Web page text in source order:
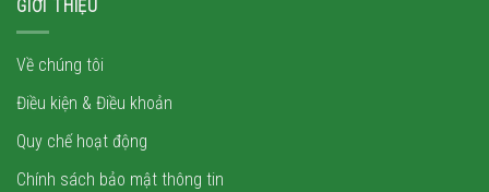
GIỚI THIỆU
Về chúng tôi
Điều kiện & Điều khoản
Quy chế hoạt động
Chính sách bảo mật thông tin